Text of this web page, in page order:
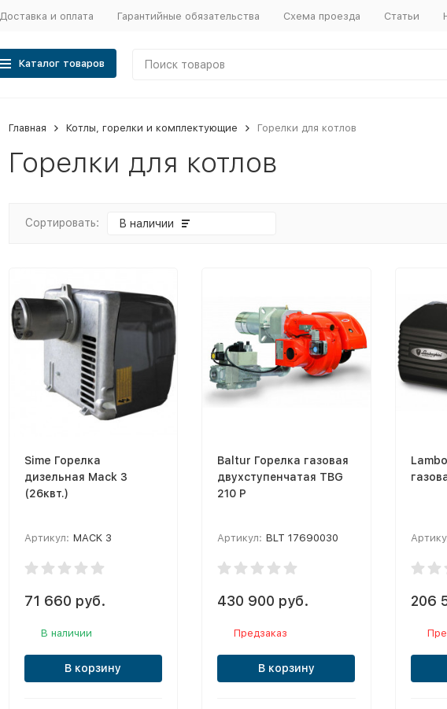
Доставка и оплата Гарантийные обязательства Схема проезда Статьи
Каталог товаров
Главная Котлы, горелки и комплектующие Горелки для котлов
Горелки для котлов
Сортировать: В наличии
Sime Горелка
дизельная Mack 3
(26квт.)
Артикул: MACK 3
71 660 руб.
В наличии
В корзину
Baltur Горелка газовая
двухступенчатая TBG
210 P
Артикул: BLT 17690030
430 900 руб.
Предзаказ
В корзину
206